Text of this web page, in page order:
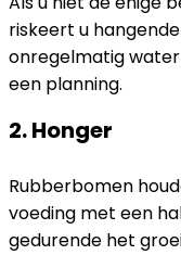
riskeert u
onregelmatig
een planning.
2. Honger
Rubberbomen
voeding met een
gedurende het